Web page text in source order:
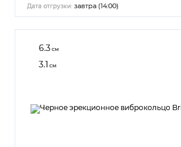
Дата отгрузки: завтра (14:00)
6.3см
3.1 см